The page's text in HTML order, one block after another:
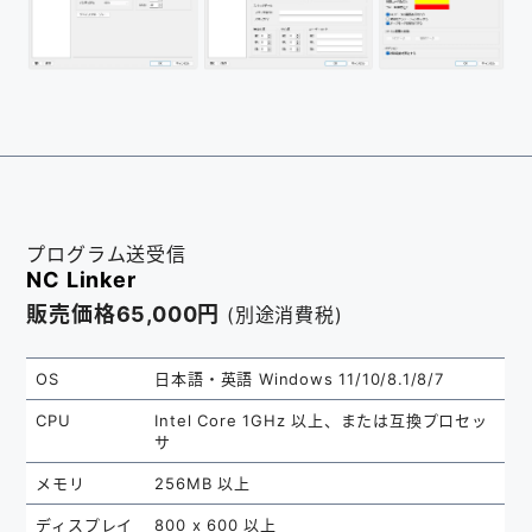
プログラム送受信
NC Linker
販売価格65,000円 (別途消費税)
OS 日本語・英語 Windows 11/10/8.1/8/7
CPU
Intel Core 1GHz 以上、または互換プロセッ
サ
メモリ 256MB 以上
ディスプレイ 800 x 600 以上